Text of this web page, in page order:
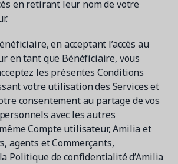
en retirant leur nom de votre
en acceptant l’accès au
en tant que Bénéficiaire, vous
les présentes Conditions
votre utilisation des Services et
consentement au partage de vos
avec les autres
Compte utilisateur, Amilia et
agents et Commerçants,
Politique de confidentialité d’Amilia